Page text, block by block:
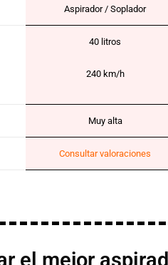
Aspirador / Soplador
40 litros
240 km/h
Muy alta
Consultar valoraciones
el mejor